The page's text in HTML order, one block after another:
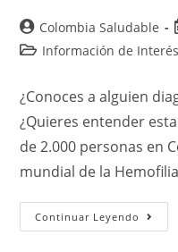
Colombia Saludable
Información de Interés
¿Conoces a alguien
¿Quieres entender
de 2.000 personas en
mundial de la
Continuar Leyendo